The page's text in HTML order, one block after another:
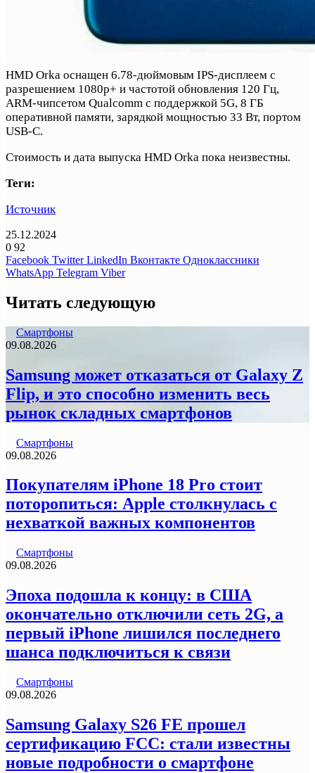
HMD Orka оснащен 6.78-дюймовым IPS-дисплеем с
разрешением 1080p+ и частотой обновления 120 Гц,
ARM-чипсетом Qualcomm с поддержкой 5G, 8 ГБ
оперативной памяти, зарядкой мощностью 33 Вт, портом
USB-C.
Стоимость и дата выпуска HMD Orka пока неизвестны.
Теги:
Источник
25.12.2024
0 92
Facebook Twitter LinkedIn Вконтакте Одноклассники
WhatsApp Telegram Viber
Читать следующую
Смартфоны
09.08.2026
Samsung может отказаться от Galaxy Z
Flip, и это способно изменить весь
рынок складных смартфонов
Смартфоны
09.08.2026
Покупателям iPhone 18 Pro стоит
поторопиться: Apple столкнулась с
нехваткой важных компонентов
Смартфоны
09.08.2026
Эпоха подошла к концу: в США
окончательно отключили сеть 2G, а
первый iPhone лишился последнего
шанса подключиться к связи
Смартфоны
09.08.2026
Samsung Galaxy S26 FE прошел
сертификацию FCC: стали известны
новые подробности о смартфоне